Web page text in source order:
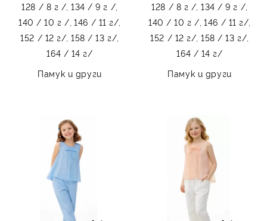
128 / 8 г /, 134 / 9 г /,
140 / 10 г /, 146 / 11 г/,
152 / 12 г/, 158 / 13 г/,
164 / 14 г/
Памук и други
128 / 8 г /, 134 / 9 г /,
140 / 10 г /, 146 / 11 г/,
152 / 12 г/, 158 / 13 г/,
164 / 14 г/
Памук и други